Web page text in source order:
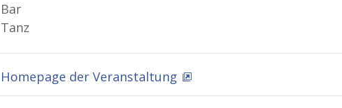
Bar
Tanz
Homepage der Veranstaltung